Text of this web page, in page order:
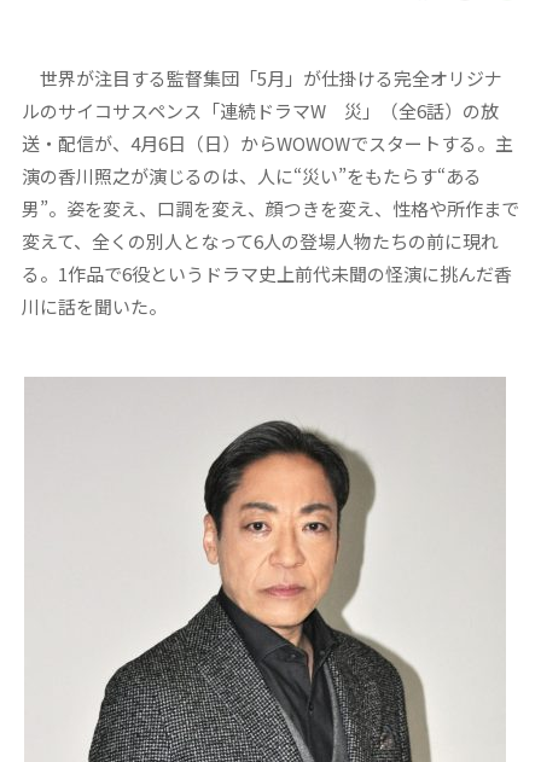
世界が注目する監督集団「5月」が仕掛ける完全オリジナ
ルのサイコサスペンス「連続ドラマW 災」（全6話）の放
送・配信が、4月6日（日）からWOWOWでスタートする。主
演の香川照之が演じるのは、人に“災い”をもたらす“ある
男”。姿を変え、口調を変え、顔つきを変え、性格や所作まで
変えて、全くの別人となって6人の登場人物たちの前に現れ
る。1作品で6役というドラマ史上前代未聞の怪演に挑んだ香
川に話を聞いた。